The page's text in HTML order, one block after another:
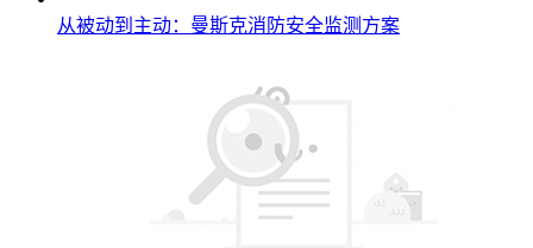
从被动到主动：曼斯克消防安全监测方案